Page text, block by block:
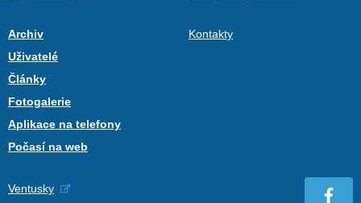
Archiv
Uživatelé
Články
Fotogalerie
Aplikace na telefony
Počasí na web
Kontakty
Ventusky